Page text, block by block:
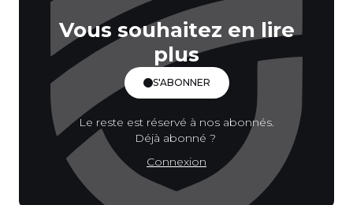
Vous souhaitez en lire
plus
S'ABONNER
Le reste est réservé à nos abonnés.
Déjà abonné ?
Connexion